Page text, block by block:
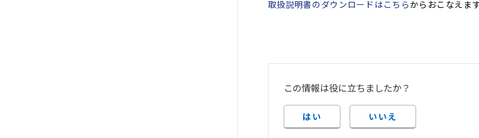
取扱説明書のダウンロードはこちらからおこなえます
この情報は役に立ちましたか？
はい いいえ